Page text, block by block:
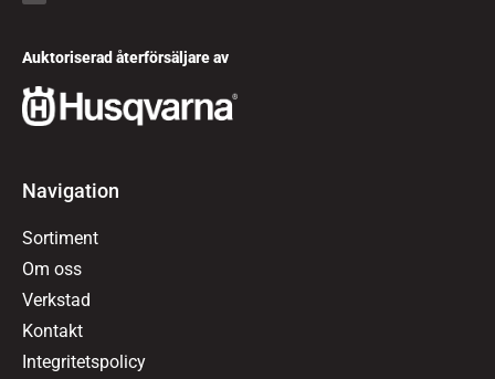
Auktoriserad återförsäljare av
Navigation
Sortiment
Om oss
Verkstad
Kontakt
Integritetspolicy